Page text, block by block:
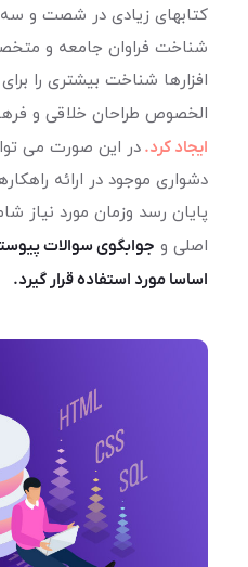
کتابهای زیادی در شصت و
شناخت فراوان جامعه و
افزارها شناخت بیشتری را
الخصوص طراحان خلاقی و
ایجاد کرد.در این صورت می
دشواری موجود در ارائه
پایان رسد وزمان مورد نیاز
اصلی و جوابگوی سوالات
اساسا مورد استفاده قرار گیرد.